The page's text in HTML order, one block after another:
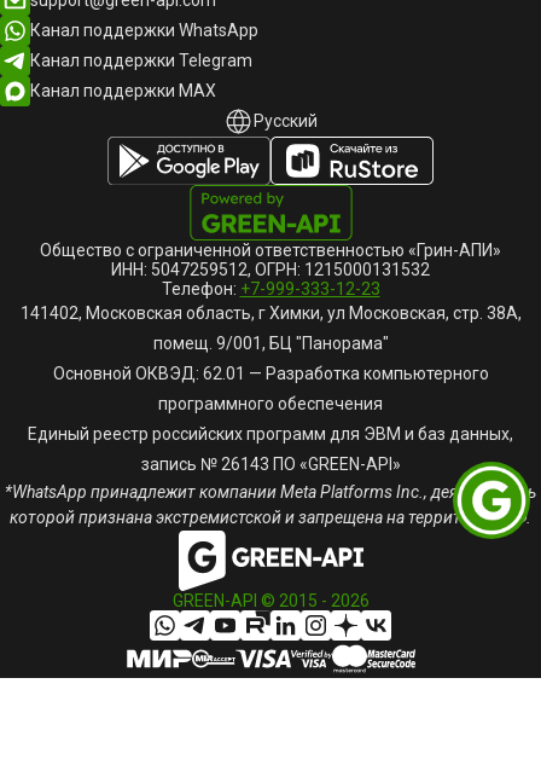
Канал поддержки WhatsApp
Канал поддержки Telegram
Канал поддержки MAX
Русский
Русский
English
Общество с ограниченной ответственностью «Грин-АПИ»
ИНН: 5047259512, ОГРН: 1215000131532
Телефон: +7-999-333-12-23
141402, Московская область, г Химки, ул Московская, стр. 38А,
помещ. 9/001, БЦ "Панорама"
Основной ОКВЭД: 62.01 — Разработка компьютерного
программного обеспечения
Единый реестр российских программ для ЭВМ и баз данных,
запись № 26143 ПО «GREEN-API»
*WhatsApp принадлежит компании Meta Platforms Inc., деятельность
которой признана экстремистской и запрещена на территории РФ.
GREEN-API © 2015 - 2026